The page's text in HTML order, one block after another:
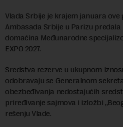
Vlada Srbije je krajem januara ove
Ambasada Srbije u Parizu
domaćina Međunarodne
EXPO 2027.
Sredstva rezerve u ukupnom
odobravaju se Generalnom
obezbeđivanja nedostajućih
priređivanje sajmova i izložbi
rešenju Vlade.